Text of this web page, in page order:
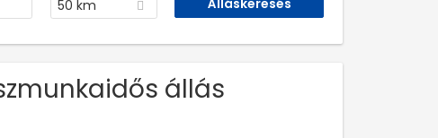
50 km
állás